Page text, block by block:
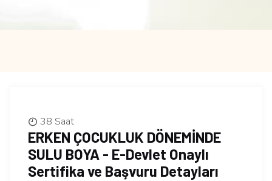
38 Saat
ERKEN ÇOCUKLUK DÖNEMİNDE
SULU BOYA - E-Devlet Onaylı
Sertifika ve Başvuru Detayları